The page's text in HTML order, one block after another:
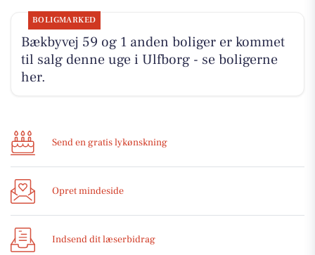
BOLIGMARKED
Bækbyvej 59 og 1 anden boliger er kommet
til salg denne uge i Ulfborg - se boligerne
her.
Send en gratis lykønskning
Opret mindeside
Indsend dit læserbidrag